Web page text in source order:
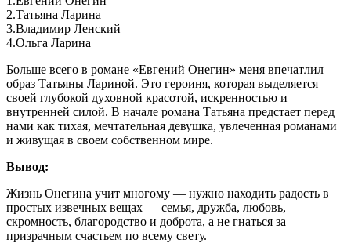
2.Татьяна Ларина
3.Владимир Ленский
4.Ольга Ларина
Больше всего в романе «Евгений Онегин» меня впечатлил
образ Татьяны Лариной. Это героиня, которая выделяется
своей глубокой духовной красотой, искренностью и
внутренней силой. В начале романа Татьяна предстает перед
нами как тихая, мечтательная девушка, увлеченная романами
и живущая в своем собственном мире.
Вывод:
Жизнь Онегина учит многому — нужно находить радость в
простых извечных вещах — семья, дружба, любовь,
скромность, благородство и доброта, а не гнаться за
призрачным счастьем по всему свету.